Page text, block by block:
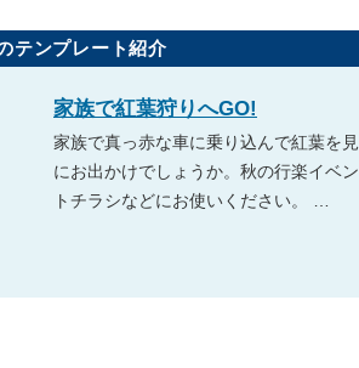
テンプレート紹介
家族で紅葉狩りへGO!
家族で真っ赤な車に乗り込んで紅葉を見
にお出かけでしょうか。秋の行楽イベン
トチラシなどにお使いください。 …